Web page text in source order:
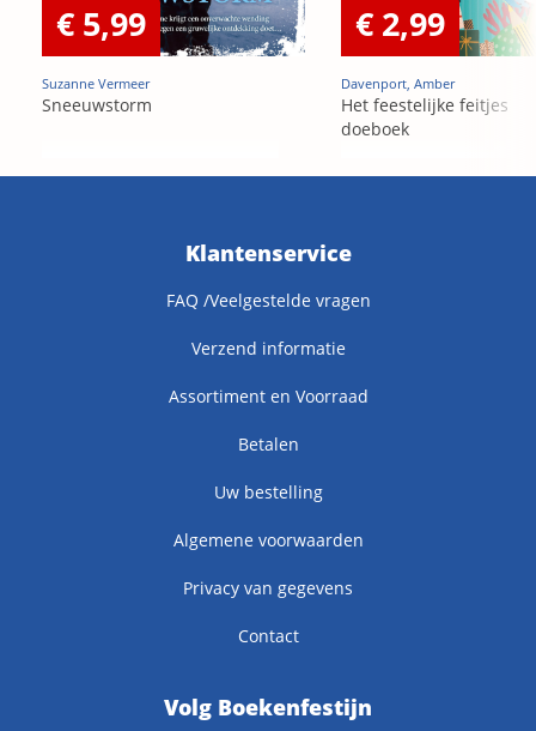
€ 5,99
Suzanne Vermeer
Sneeuwstorm
€ 2,99
Davenport, Amber
Het feestelijke feitjes
doeboek
Klantenservice
FAQ /Veelgestelde vragen
Verzend informatie
Assortiment en Voorraad
Betalen
Uw bestelling
Algemene voorwaarden
Privacy van gegevens
Contact
Volg Boekenfestijn